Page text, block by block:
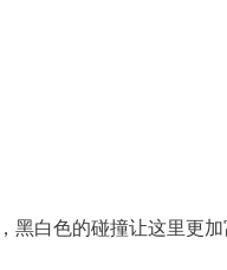
黑白色的碰撞让这里更